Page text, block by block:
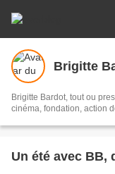
Brigitte
Brigitte Bardot, tout ou
cinéma, fondation, action
Un été avec BB,